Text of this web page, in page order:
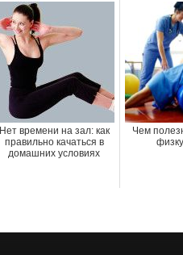
Нет времени на зал: как
правильно качаться в
домашних условиях
Чем